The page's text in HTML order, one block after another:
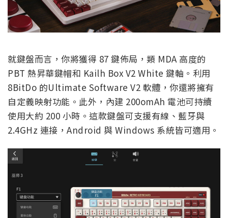
就鍵盤而言，你將獲得 87 鍵佈局，類 MDA 高度的
PBT 熱昇華鍵帽和 Kailh Box V2 White 鍵軸。利用
8BitDo 的Ultimate Software V2 軟體，你還將擁有
自定義映射功能。此外，內建 200omAh 電池可持續
使用大約 200 小時。這款鍵盤可支援有線、藍牙與
2.4GHz 連接，Android 與 Windows 系統皆可適用。